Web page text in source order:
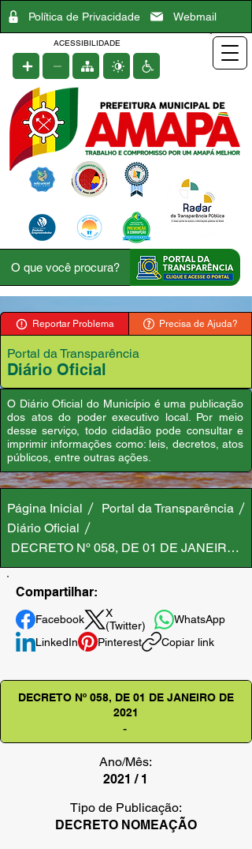
Política de Privacidade Webmail
ACESSIBILIDADE
Reportar Problema Precisa de Ajuda?
Portal da Transparência
Diário Oficial
O Diário Oficial do Município é uma publicação
dos atos do poder executivo local. Por meio
desse serviço, todo cidadão pode consultar e
imprimir informações como: leis, decretos, atos
públicos, entre outras ações.
Página Inicial
Portal da Transparência
Diário Oficial
DECRETO Nº 058, DE 01 DE JANEIRO
Compartilhar:
Facebook
X
(Twitter)
WhatsApp
LinkedIn
Pinterest Copiar link
DECRETO Nº 058, DE 01 DE JANEIRO DE
2021
-
Ano/Mês:
2021 / 1
Tipo de Publicação:
DECRETO NOMEAÇÃO